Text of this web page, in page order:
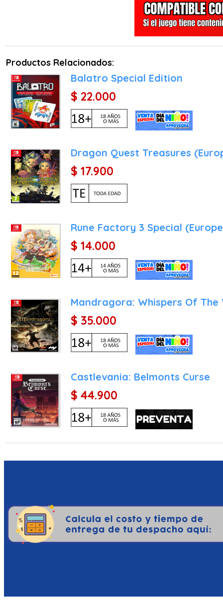
cada personaje tiene
héroe aporta algo
◆Exploración y recorrido
recompensas (y
La Princesa narra cada
que cobra vida,
Productos Relacionados:
Balatro Special Edition
$ 22.000
Dragon Quest Treasures
$ 17.900
Rune Factory 3 Special
$ 14.000
Mandragora: Whispers Of The
$ 35.000
Castlevania: Belmonts Curse
$ 44.900